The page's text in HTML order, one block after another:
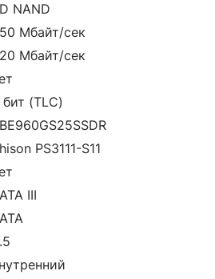
NAND
Мбайт/сек
Мбайт/сек
бит (TLC)
PS3111-S11
III